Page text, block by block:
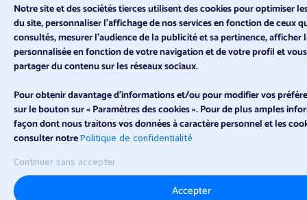
Notre site et des sociétés tierces utilisent des cookies pour optimiser
du site, personnaliser l’affichage de nos services en fonction de ceux
consultés, mesurer l'audience de la publicité et sa pertinence, afficher
personnalisée en fonction de votre navigation et de votre profil et
partager du contenu sur les réseaux sociaux.
Pour obtenir davantage d'informations et/ou pour modifier vos
sur le bouton sur « Paramètres des cookies ». Pour de plus amples
façon dont nous traitons vos données à caractère personnel et les
consulter notrePolitique de confidentialité
Continuer sans accepter
Accepter
Identifier face à quel type de personne vous
êtes
Identifier votre stratégie pour mieux gérer
cette personne
Faire face au stress
Plus vous montez dans la hiérarchie, plus la
périmètre grandit.
Notre coaching managers vous aide à :